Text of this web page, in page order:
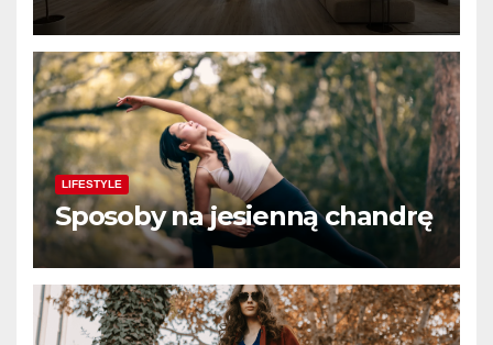
LIFESTYLE
Sposoby na jesienną chandrę